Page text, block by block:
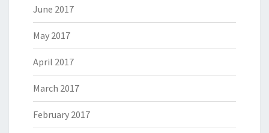
June 2017
May 2017
April 2017
March 2017
February 2017